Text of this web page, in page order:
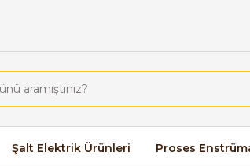
Şalt Elektrik Ürünleri Proses